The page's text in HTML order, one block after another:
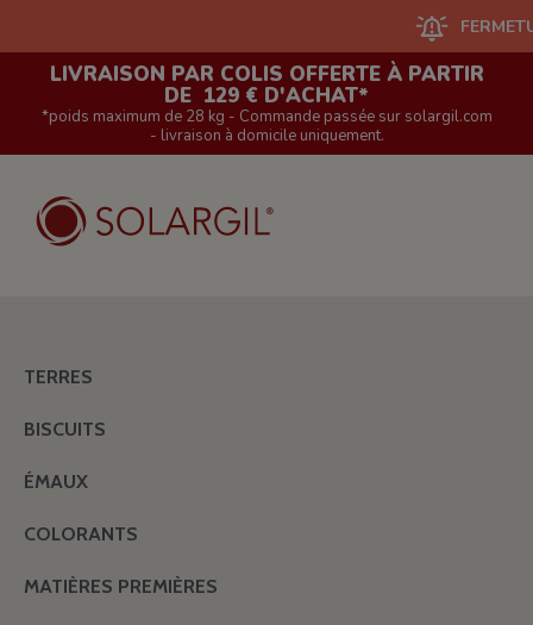
FERMETURE
LIVRAISON PAR COLIS OFFERTE À PARTIR
DE 129 € D'ACHAT*
*poids maximum de 28 kg - Commande passée sur solargil.com
- livraison à domicile uniquement.
TERRES
BISCUITS
ÉMAUX
COLORANTS
MATIÈRES PREMIÈRES